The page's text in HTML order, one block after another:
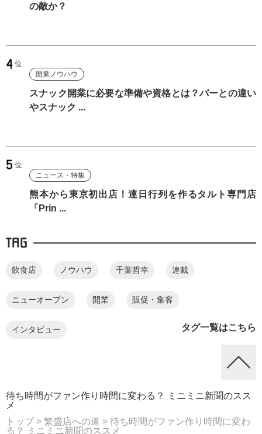
の敵か？
開業ノウハウ
スナック開業に必要な準備や資格とは？バーとの違い
やスナック ...
ニュース・特集
熊本から東京初出店！連日行列を作るタルト専門店
「Prin ...
TAG
飲食店 ノウハウ 千葉哲幸 連載
ニューオープン 開業 販促・集客
インタビュー タグ一覧はこちら
待ち時間がファン作り時間に変わる？ ミニミニ新聞のスス
メ
トップ> 繁盛店への道 > 待ち時間がファン作り時間に変わ
る？ ミニミニ新聞のススメ